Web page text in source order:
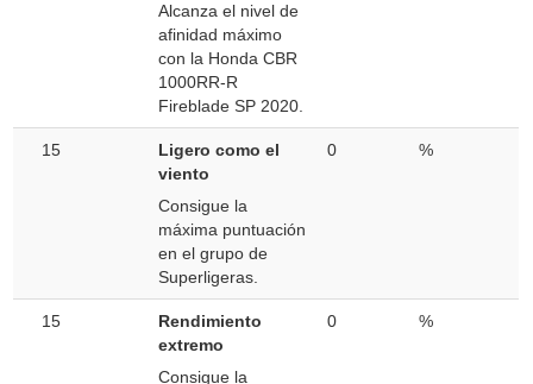
Alcanza el nivel de
afinidad máximo
con la Honda CBR
1000RR-R
Fireblade SP 2020.
15
Ligero como el
viento
Consigue la
máxima puntuación
en el grupo de
Superligeras.
0 %
15
Rendimiento
extremo
Consigue la
0 %